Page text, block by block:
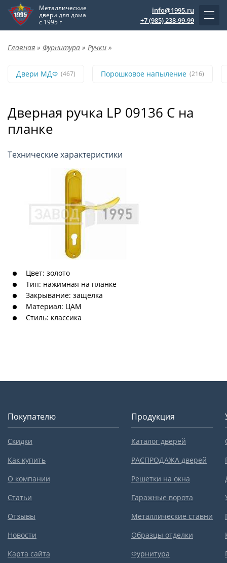
Металлические
двери для дома
с 1995 г
info@1995.ru
+7 (985) 238-99-99
Главная » Фурнитура » Ручки »
Двери МДФ (467) Порошковое напыление (216)
Дверная ручка LP 09136 C на
планке
Технические характеристики
Цвет: золото
Тип: нажимная на планке
Закрывание: защелка
Материал: ЦАМ
Стиль: классика
Покупателю
Скидки
Как купить
О компании
Статьи
Отзывы
Новости
Карта сайта
Продукция
Каталог дверей
РАСПРОДАЖА дверей
Решетки на окна
Гаражные ворота
Металлические ставни
Образцы отделки
Фурнитура